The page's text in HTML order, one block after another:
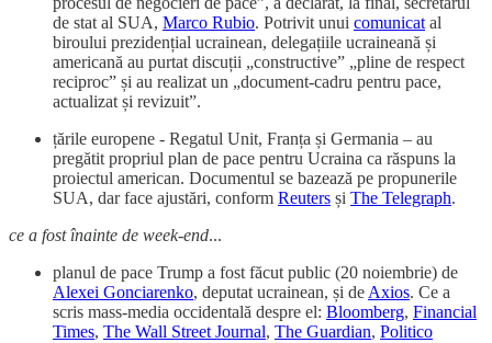
de stat al SUA, Marco Rubio. Potrivit unui comunicat al
biroului prezidențial ucrainean, delegațiile ucraineană și
americană au purtat discuții „constructive” „pline de respect
reciproc” și au realizat un „document-cadru pentru pace,
actualizat și revizuit”.
țările europene - Regatul Unit, Franța și Germania – au
pregătit propriul plan de pace pentru Ucraina ca răspuns la
proiectul american. Documentul se bazează pe propunerile
SUA, dar face ajustări, conform Reuters și The Telegraph.
ce a fost înainte de week-end...
planul de pace Trump a fost făcut public (20 noiembrie) de
Alexei Gonciarenko, deputat ucrainean, și de Axios. Ce a
scris mass-media occidentală despre el: Bloomberg, Financial
Times, The Wall Street Journal, The Guardian, Politico